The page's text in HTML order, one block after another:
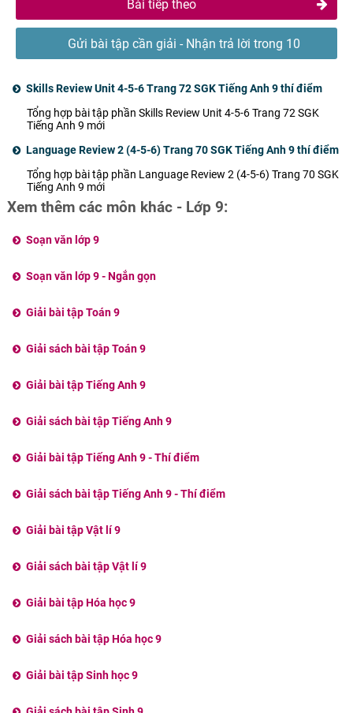
Bài tiếp theo
Gửi bài tập cần giải - Nhận trả lời trong 10
Skills Review Unit 4-5-6 Trang 72 SGK Tiếng Anh 9 thí điểm
Tổng hợp bài tập phần Skills Review Unit 4-5-6 Trang 72 SGK
Tiếng Anh 9 mới
Language Review 2 (4-5-6) Trang 70 SGK Tiếng Anh 9 thí điểm
Tổng hợp bài tập phần Language Review 2 (4-5-6) Trang 70 SGK
Tiếng Anh 9 mới
Xem thêm các môn khác - Lớp 9:
Soạn văn lớp 9
Soạn văn lớp 9 - Ngắn gọn
Giải bài tập Toán 9
Giải sách bài tập Toán 9
Giải bài tập Tiếng Anh 9
Giải sách bài tập Tiếng Anh 9
Giải bài tập Tiếng Anh 9 - Thí điểm
Giải sách bài tập Tiếng Anh 9 - Thí điểm
Giải bài tập Vật lí 9
Giải sách bài tập Vật lí 9
Giải bài tập Hóa học 9
Giải sách bài tập Hóa học 9
Giải bài tập Sinh học 9